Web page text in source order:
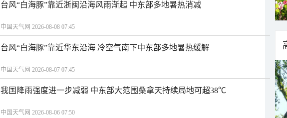
台风“白海豚”靠近浙闽沿海风雨渐起 中东部多地暑热消减
中国天气网 2026-08-08 07:45
台风“白海豚”靠近华东沿海 冷空气南下中东部多地暑热缓解
中国天气网 2026-08-07 07:45
我国降雨强度进一步减弱 中东部大范围桑拿天持续局地可超38℃
中国天气网 2026-08-06 07:50